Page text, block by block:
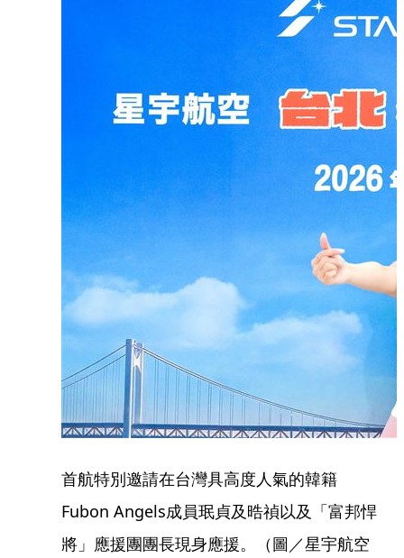
首航特別邀請在台灣具高度人氣的韓籍
Fubon Angels成員珉貞及晧禎以及「富邦悍
將」應援團團長現身應援。（圖／星宇航空